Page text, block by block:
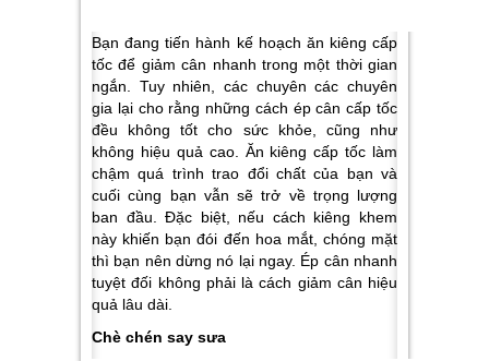
Bạn đang tiến hành kế hoạch ăn kiêng cấp
tốc để giảm cân nhanh trong một thời gian
ngắn. Tuy nhiên, các chuyên các chuyên
gia lại cho rằng những cách ép cân cấp tốc
đều không tốt cho sức khỏe, cũng như
không hiệu quả cao. Ăn kiêng cấp tốc làm
chậm quá trình trao đổi chất của bạn và
cuối cùng bạn vẫn sẽ trở về trọng lượng
ban đầu. Đặc biệt, nếu cách kiêng khem
này khiến bạn đói đến hoa mắt, chóng mặt
thì bạn nên dừng nó lại ngay. Ép cân nhanh
tuyệt đối không phải là cách giảm cân hiệu
quả lâu dài.
Chè chén say sưa